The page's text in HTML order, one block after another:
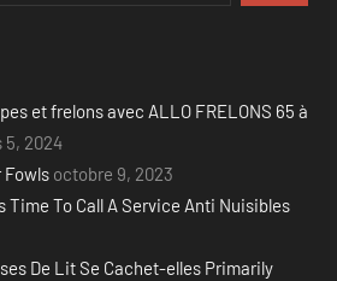
et frelons avec ALLO FRELONS 65 à
5, 2024
Fowls octobre 9, 2023
Time To Call A Service Anti Nuisibles
De Lit Se Cachet-elles Primarily